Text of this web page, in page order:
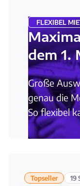
FLEXIBEL
dem 1.
Große
genau die
So flexibel
Topseller 19